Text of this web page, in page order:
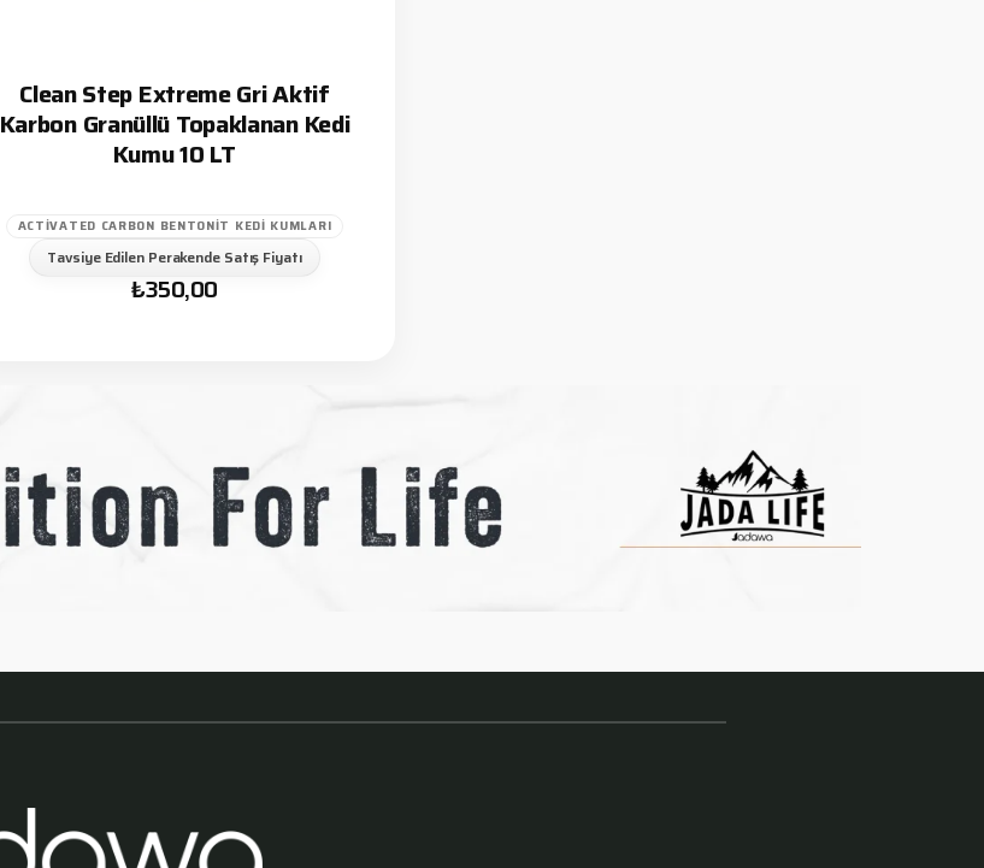
Clean Step Extreme Gri Aktif
Karbon Granüllü Topaklanan Kedi
Kumu 10 LT
ACTIVATED CARBON BENTONIT KEDI KUMLARI
Tavsiye Edilen Perakende Satış Fiyatı
₺350,00